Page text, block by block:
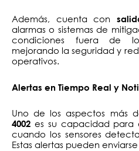
Además, cuenta con
alarmas o sistemas de
condiciones fuera de
mejorando la seguridad y
operativos.
Alertas en Tiempo Real y
Uno de los aspectos más
4002 es su capacidad para
cuando los sensores
Estas alertas pueden